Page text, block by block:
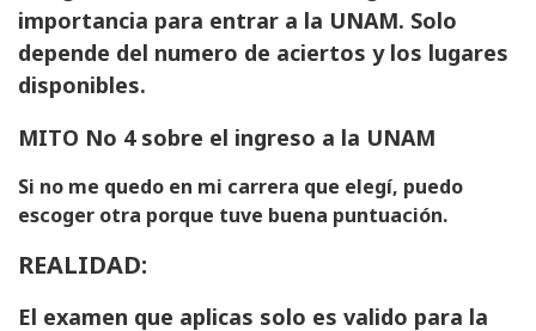
importancia para entrar a la UNAM. Solo
depende del numero de aciertos y los lugares
disponibles.
MITO No 4 sobre el ingreso a la UNAM
Si no me quedo en mi carrera que elegí, puedo
escoger otra porque tuve buena puntuación.
REALIDAD:
El examen que aplicas solo es valido para la